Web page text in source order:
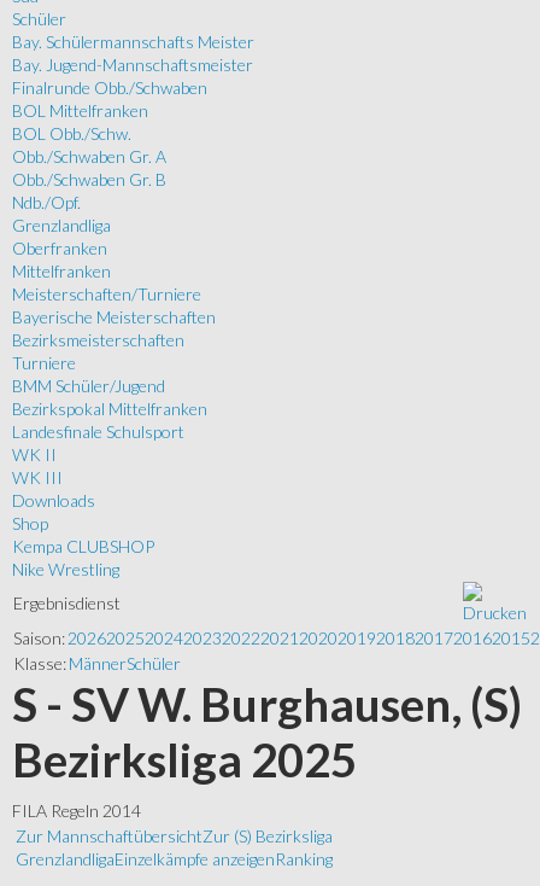
Schüler
Bay. Schülermannschafts Meister
Bay. Jugend-Mannschaftsmeister
Finalrunde Obb./Schwaben
BOL Mittelfranken
BOL Obb./Schw.
Obb./Schwaben Gr. A
Obb./Schwaben Gr. B
Ndb./Opf.
Grenzlandliga
Oberfranken
Mittelfranken
Meisterschaften/Turniere
Bayerische Meisterschaften
Bezirksmeisterschaften
Turniere
BMM Schüler/Jugend
Bezirkspokal Mittelfranken
Landesfinale Schulsport
WK II
WK III
Downloads
Shop
Kempa CLUBSHOP
Nike Wrestling
Ergebnisdienst
Saison:202620252024202320222021 202020192018201720162015
Klasse:MännerSchüler
S - SV W. Burghausen, (S)
Bezirksliga 2025
FILA Regeln 2014
Zur MannschaftübersichtZur (S) Bezirksliga
GrenzlandligaEinzelkämpfe anzeigenRanking